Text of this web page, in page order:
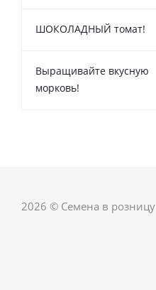
ШОКОЛАДНЫЙ томат!
Выращивайте вкусную
морковь!
2026 © Семена в розницу